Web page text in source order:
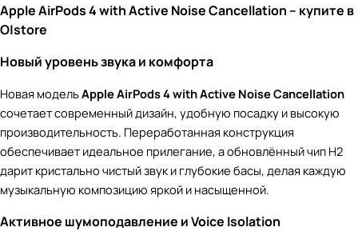
Apple AirPods 4 with Active Noise Cancellation – купите в
O|store
Новый уровень звука и комфорта
Новая модельApple AirPods 4 with Active Noise Cancellation
сочетает современный дизайн, удобную посадку и высокую
производительность. Переработанная конструкция
обеспечивает идеальное прилегание, а обновлённый чип H2
дарит кристально чистый звук и глубокие басы, делая каждую
музыкальную композицию яркой и насыщенной.
Активное шумоподавление и Voice Isolation